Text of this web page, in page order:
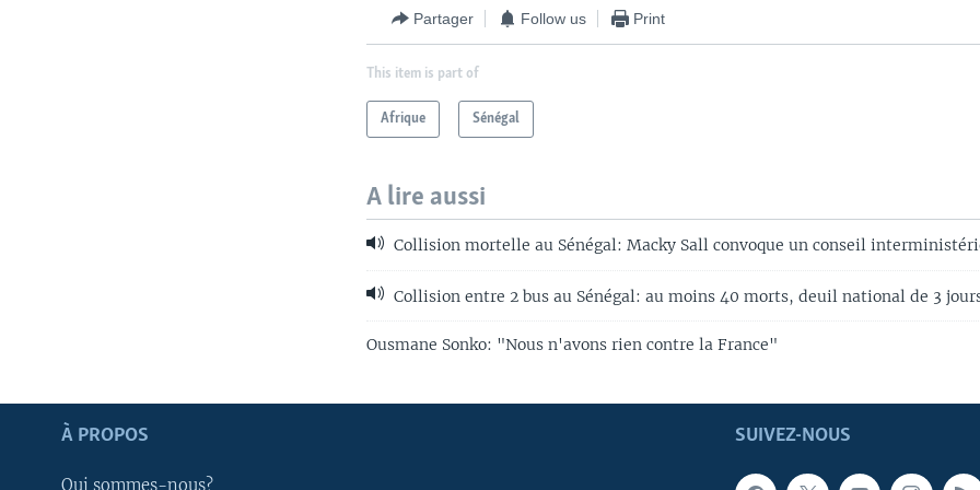
SUIVEZ-NOUS
Partager Follow us Print
This item is part of
Afrique Sénégal
A lire aussi
Collision mortelle au Sénégal: Macky Sall convoque un conseil
Collision entre 2 bus au Sénégal: au moins 40 morts, deuil national de 3
Ousmane Sonko: "Nous n'avons rien contre la France"
SUIVEZ-NOUS
À PROPOS
Qui sommes-nous?